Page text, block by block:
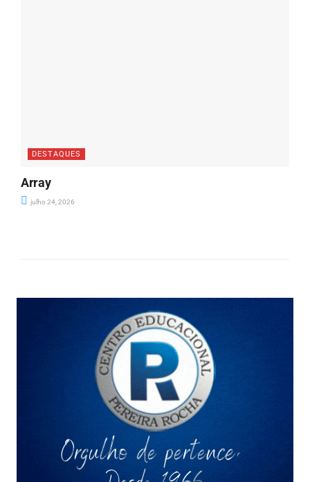
DESTAQUES
Array
julho 24, 2026